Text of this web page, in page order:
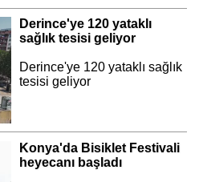
Derince'ye 120 yataklı
sağlık tesisi geliyor
Derince'ye 120 yataklı sağlık
tesisi geliyor
Konya'da Bisiklet Festivali
heyecanı başladı